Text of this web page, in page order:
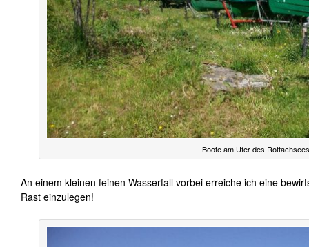
Boote am Ufer des
An einem kleinen feinen Wasserfall vorbei erreiche ich eine
Rast einzulegen!